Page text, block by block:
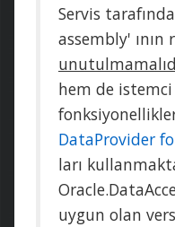
Servis
assembly' ının
hem de
DataProvider
ları
uygun olan